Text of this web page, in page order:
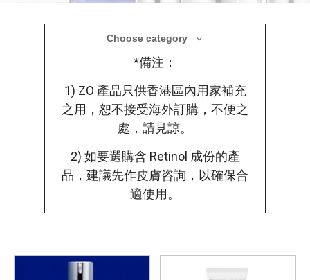
醫學美容產品
療程後選用合適的醫學護理產品，使肌膚在修
復過程中獲得更全面的保護
Choose category
*備注：
1) ZO 產品只供香港區內用家補充
之用，恕不接受海外訂購，不便之
處，請見諒。
2) 如要選購含 Retinol 成份的產
品，建議先作皮膚咨詢，以確保合
適使用。